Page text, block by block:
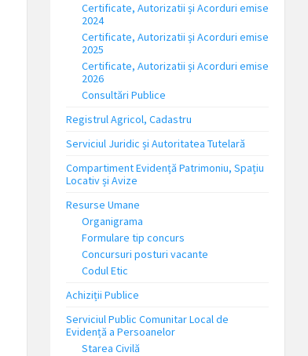
Certificate, Autorizatii și Acorduri emise
2024
Certificate, Autorizatii și Acorduri emise
2025
Certificate, Autorizatii și Acorduri emise
2026
Consultări Publice
Registrul Agricol, Cadastru
Serviciul Juridic și Autoritatea Tutelară
Compartiment Evidență Patrimoniu, Spațiu
Locativ și Avize
Resurse Umane
Organigrama
Formulare tip concurs
Concursuri posturi vacante
Codul Etic
Achiziții Publice
Serviciul Public Comunitar Local de
Evidență a Persoanelor
Starea Civilă